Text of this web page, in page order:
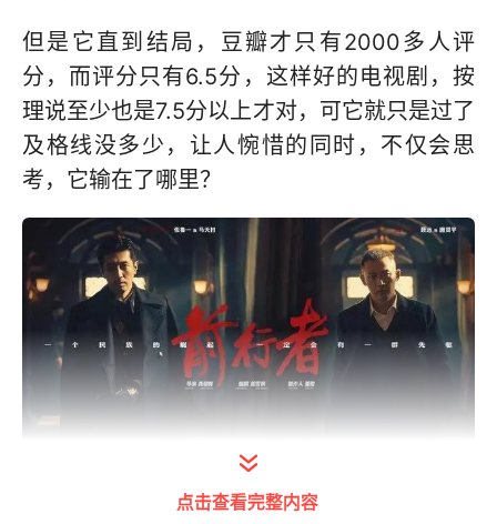
但是它直到结局，豆瓣才只有2000多人评
分，而评分只有6.5分，这样好的电视剧，按
理说至少也是7.5分以上才对，可它就只是过了
及格线没多少，让人惋惜的同时，不仅会思
考，它输在了哪里？
打开今日头条查看图片详情
点击查看完整内容